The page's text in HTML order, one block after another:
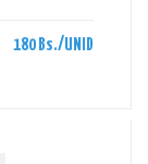
180 Bs./UNID